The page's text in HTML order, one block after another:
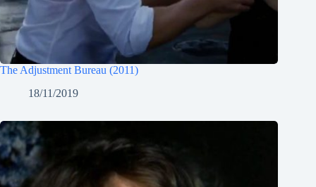
The Adjustment Bureau (2011)
18/11/2019